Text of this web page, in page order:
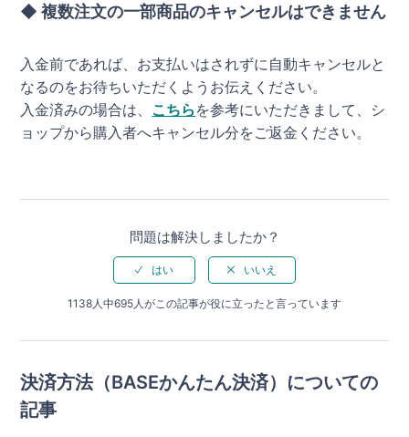
◆ 複数注文の一部商品のキャンセルはできません
入金前であれば、お支払いはされずに自動キャンセルと
なるのをお待ちいただくようお伝えください。
入金済みの場合は、 こちら を参考にいただきまして、シ
ョップから購入者へキャンセル分をご返金ください。
問題は解決しましたか？
1138人中695人がこの記事が役に立ったと言っています
決済方法（BASEかんたん決済）についての
記事